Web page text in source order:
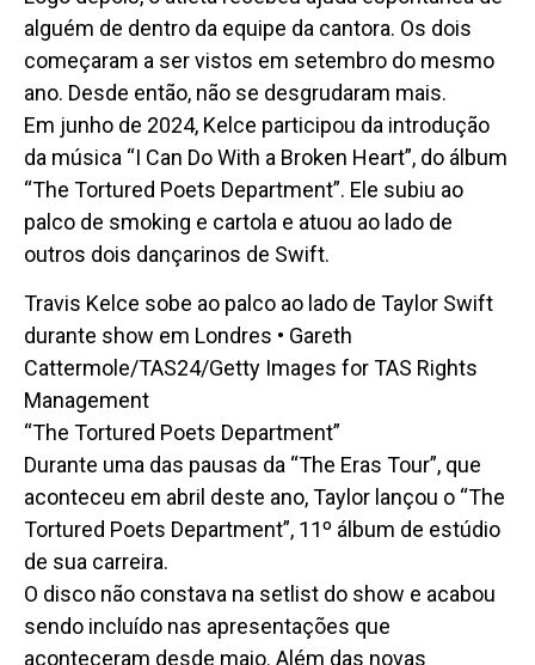
alguém de dentro da equipe da cantora. Os dois
começaram a ser vistos em setembro do mesmo
ano. Desde então, não se desgrudaram mais.
Em junho de 2024, Kelce participou da introdução
da música “I Can Do With a Broken Heart”, do álbum
“The Tortured Poets Department”. Ele subiu ao
palco de smoking e cartola e atuou ao lado de
outros dois dançarinos de Swift.
Travis Kelce sobe ao palco ao lado de Taylor Swift
durante show em Londres • Gareth
Cattermole/TAS24/Getty Images for TAS Rights
Management
“The Tortured Poets Department”
Durante uma das pausas da “The Eras Tour”, que
aconteceu em abril deste ano, Taylor lançou o “The
Tortured Poets Department”, 11º álbum de estúdio
de sua carreira.
O disco não constava na setlist do show e acabou
sendo incluído nas apresentações que
aconteceram desde maio. Além das novas